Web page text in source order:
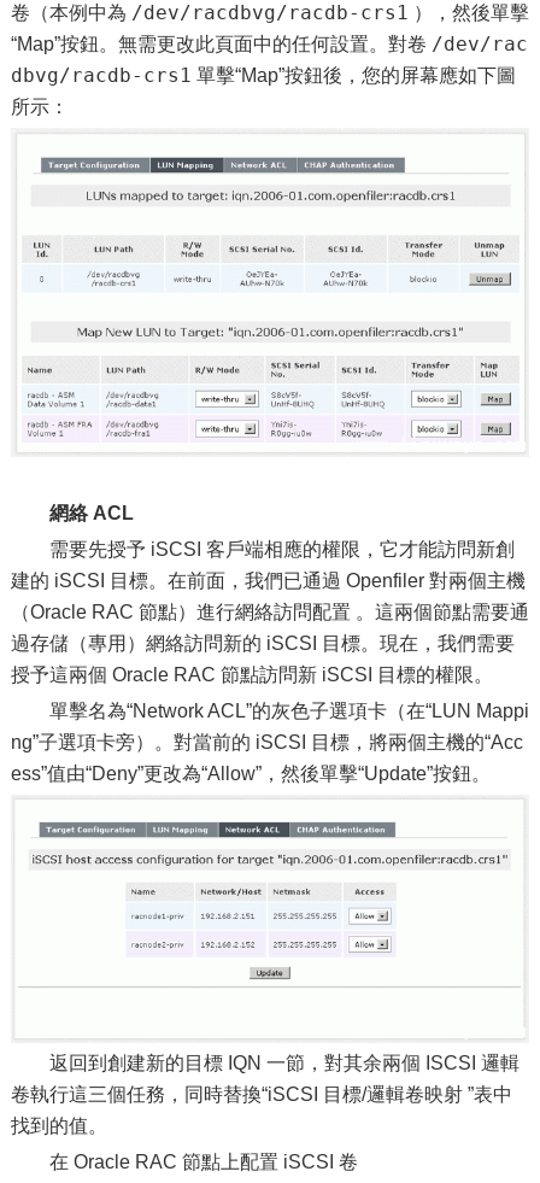
卷（本例中為 /dev/racdbvg/racdb-crs1 ），然後單擊
“Map”按鈕。無需更改此頁面中的任何設置。對卷 /dev/rac
dbvg/racdb-crs1 單擊“Map”按鈕後，您的屏幕應如下圖
所示：
網絡 ACL
需要先授予 iSCSI 客戶端相應的權限，它才能訪問新創
建的 iSCSI 目標。在前面，我們已通過 Openfiler 對兩個主機
（Oracle RAC 節點）進行網絡訪問配置 。這兩個節點需要通
過存儲（專用）網絡訪問新的 iSCSI 目標。現在，我們需要
授予這兩個 Oracle RAC 節點訪問新 iSCSI 目標的權限。
單擊名為“Network ACL”的灰色子選項卡（在“LUN Mappi
ng”子選項卡旁）。對當前的 iSCSI 目標，將兩個主機的“Acc
ess”值由“Deny”更改為“Allow”，然後單擊“Update”按鈕。
返回到創建新的目標 IQN 一節，對其余兩個 ISCSI 邏輯
卷執行這三個任務，同時替換“iSCSI 目標/邏輯卷映射 ”表中
找到的值。
在 Oracle RAC 節點上配置 iSCSI 卷